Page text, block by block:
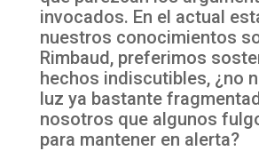
invocados. En el actual
nuestros conocimientos
Rimbaud, preferimos
hechos indiscutibles, ¿no
luz ya bastante
nosotros que algunos
para mantener en alerta?